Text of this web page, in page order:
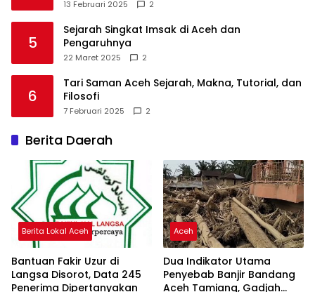
13 Februari 2025 2
5
Sejarah Singkat Imsak di Aceh dan
Pengaruhnya
22 Maret 2025 2
6
Tari Saman Aceh Sejarah, Makna, Tutorial, dan
Filosofi
7 Februari 2025 2
Berita Daerah
Berita Lokal Aceh
Bantuan Fakir Uzur di
Langsa Disorot, Data 245
Penerima Dipertanyakan
Aceh
Dua Indikator Utama
Penyebab Banjir Bandang
Aceh Tamiang, Gadjah